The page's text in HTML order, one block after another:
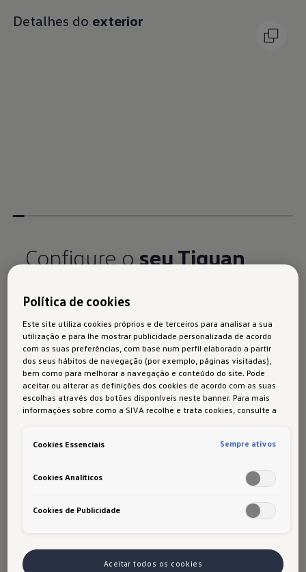
Detalhes do exterior
Configure o seu Tiguan
Pode configurar o veículo dos seus sonhos de
acordo com os seus desejos e necessidades. Na
primeira etapa, selecione a sua linha de
equipamentos, pintura e jantes. Na segunda
etapa, pode equipar o seu Tiguan com o interior
certo, elementos de design, sistemas de
assistência e acessórios.
Política de cookies
Este site utiliza cookies próprios e de terceiros para analisar a sua
utilização e para lhe mostrar publicidade personalizada de acordo
com as suas preferências, com base num perfil elaborado a partir
dos seus hábitos de navegação (por exemplo, páginas visitadas),
bem como para melhorar a navegação e conteúdo do site. Pode
aceitar ou alterar as definições dos cookies de acordo com as suas
escolhas através dos botões disponíveis neste banner. Para mais
informações sobre como a SIVA recolhe e trata cookies, consulte a
Cookies Essenciais Sempre ativos
Cookies Analíticos
Cookies de Publicidade
Aceitar todos os cookies